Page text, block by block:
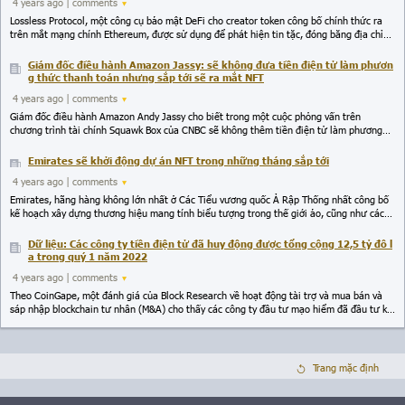
Lossless Protocol, một công cụ bảo mật DeFi cho creator token công bố chính thức ra
trên mắt mạng chính Ethereum, được sử dụng để phát hiện tin tặc, đóng băng địa chỉ
Polygon, Harmony, Avalanche và Fantom trong tương lai.
Giám đốc điều hành Amazon Jassy: sẽ không đưa tiền điện tử làm phươn
g thức thanh toán nhưng sắp tới sẽ ra mắt NFT
4 years ago | comments
Giám đốc điều hành Amazon Andy Jassy cho biết trong một cuộc phỏng vấn trên
chương trình tài chính Squawk Box của CNBC sẽ không thêm tiền điện tử làm phương
điện tử sẽ trở nên lớn mạnh hơn.
Emirates sẽ khởi động dự án NFT trong những tháng sắp tới
4 years ago | comments
Emirates, hãng hàng không lớn nhất ở Các Tiểu vương quốc Ả Rập Thống nhất công bố
kế hoạch xây dựng thương hiệu mang tính biểu tượng trong thế giới ảo, cũng như các
Emirates dự định theo đuổi các cơ hội đầu tư vào công nghệ Metaverse, NFT và Web3
để tăng doanh thu, cung cấp trải nghiệm thương hiệu tốt hơn và cải thiện hiệu quả kinh
Dữ liệu: Các công ty tiền điện tử đã huy động được tổng cộng 12,5 tỷ đô l
a trong quý 1 năm 2022
4 years ago | comments
Theo CoinGape, một đánh giá của Block Research về hoạt động tài trợ và mua bán và
sáp nhập blockchain tư nhân (M&A) cho thấy các công ty đầu tư mạo hiểm đã đầu tư kỷ
Trang mặc định